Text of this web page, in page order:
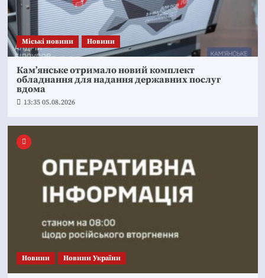
Mіські новини Новини
Кам’янське отримало новий комплект
обладнання для надання державних послуг
вдома
13:35 05.08.2026
Новини Новини України